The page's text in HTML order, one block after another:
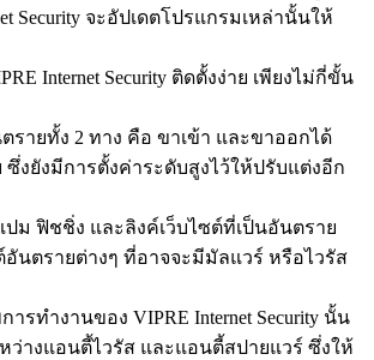
Security จะอัปเดตโปรแกรมเหล่านั้นให้
Internet Security ติดตั้งง่าย เพียงไม่กี่ขั้น
รายทั้ง 2 ทาง คือ ขาเข้า และขาออกได้
ซึ่งยังมีการตั้งค่าระดับสูงไว้ให้ปรับแต่งอีก
ปม ฟิชชิ่ง และลิงค์เว็บไซต์ที่เป็นอันตราย
อันตรายต่างๆ ที่อาจจะมีมัลแวร์ หรือไวรัส
รทำงานของ VIPRE Internet Security นั้น
ว่างแอนตี้ไวรัส และแอนตี้สปายแวร์ ซึ่งให้